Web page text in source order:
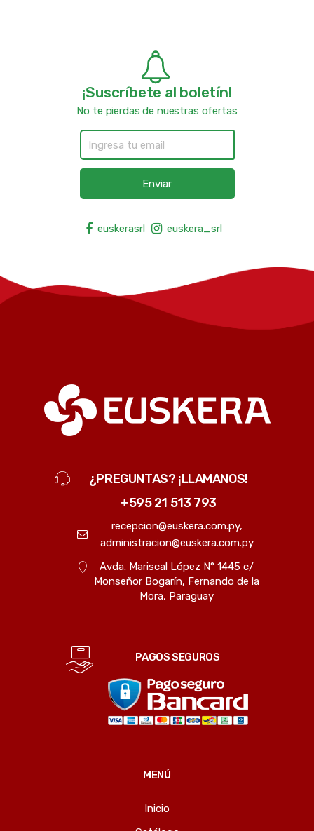
¡Suscríbete al boletín!
No te pierdas de nuestras ofertas
Enviar
euskerasrl euskera_srl
¿PREGUNTAS? ¡LLAMANOS!
+595 21 513 793
recepcion@euskera.com.py,
administracion@euskera.com.py
Avda. Mariscal López N° 1445 c/
Monseñor Bogarín, Fernando de la
Mora, Paraguay
PAGOS SEGUROS
MENÚ
Inicio